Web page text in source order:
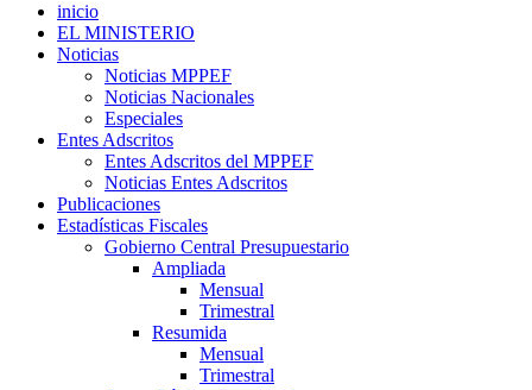
inicio
EL MINISTERIO
Noticias
Noticias MPPEF
Noticias Nacionales
Especiales
Entes Adscritos
Entes Adscritos del MPPEF
Noticias Entes Adscritos
Publicaciones
Estadísticas Fiscales
Gobierno Central Presupuestario
Ampliada
Mensual
Trimestral
Resumida
Mensual
Trimestral